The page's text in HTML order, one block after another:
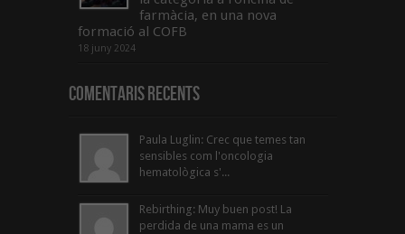
farmàcia, en una nova
formació al COFB
18 juny 2024
Comentaris Recents
Paula Luglin: Crec que temes tan
sensibles com l'oncologia
hematològica s'...
Rebirthing: Muy buen post! La
perdida de una mama es un